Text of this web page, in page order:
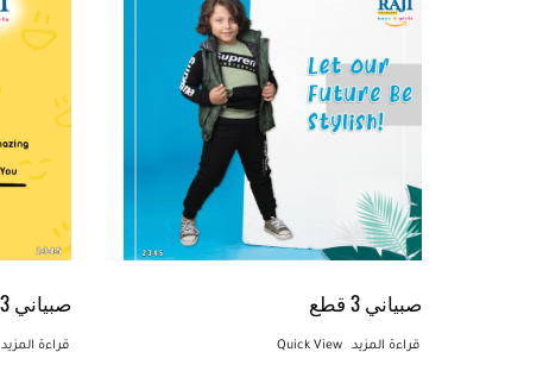
صبياني 3 قطع
قراءة المزيد Quick View
صبياني 3 قطع
قراءة المزيد